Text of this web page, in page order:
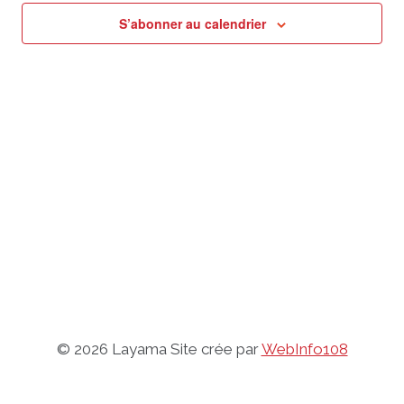
S’abonner au calendrier
© 2026 Layama Site crée parWebInfo108